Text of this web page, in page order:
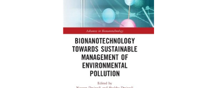
登輝時代 、 數學女孩：黎曼猜想
偉大的迷走神經